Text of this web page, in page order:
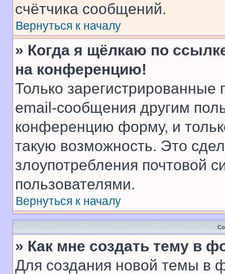
счётчика сообщений.
Вернуться к началу
» Когда я щёлкаю по
на конференцию!
Только зарегистрированные
email-сообщения другим
конференцию форму, и
такую возможность. Это
злоупотребления почтовой
пользователями.
Вернуться к началу
» Как мне создать тему в
Для создания новой темы в